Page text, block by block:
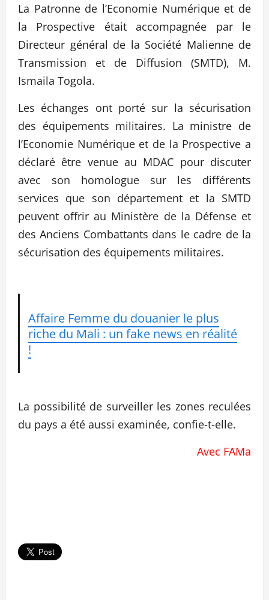
La Patronne de l’Economie Numérique et de
la Prospective était accompagnée par le
Directeur général de la Société Malienne de
Transmission et de Diffusion (SMTD), M.
Ismaila Togola.
Les échanges ont porté sur la sécurisation
des équipements militaires. La ministre de
l’Economie Numérique et de la Prospective a
déclaré être venue au MDAC pour discuter
avec son homologue sur les différents
services que son département et la SMTD
peuvent offrir au Ministère de la Défense et
des Anciens Combattants dans le cadre de la
sécurisation des équipements militaires.
Affaire Femme du douanier le plus
riche du Mali : un fake news en réalité
!
La possibilité de surveiller les zones reculées
du pays a été aussi examinée, confie-t-elle.
Avec FAMa